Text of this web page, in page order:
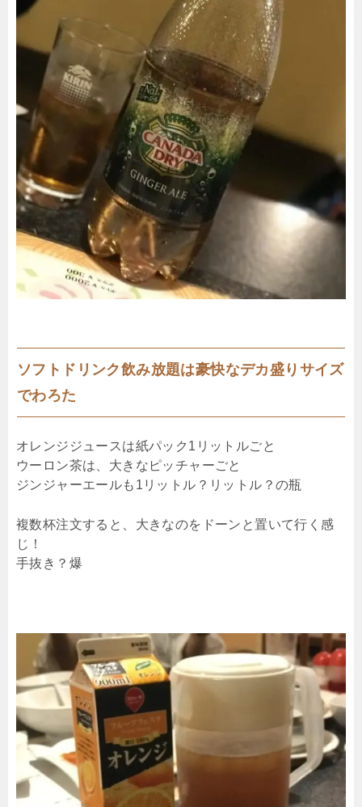
ソフトドリンク飲み放題は豪快なデカ盛りサイズ
でわろた
オレンジジュースは紙パック1リットルごと
ウーロン茶は、大きなピッチャーごと
ジンジャーエールも1リットル？リットル？の瓶
複数杯注文すると、大きなのをドーンと置いて行く感
じ！
手抜き？爆